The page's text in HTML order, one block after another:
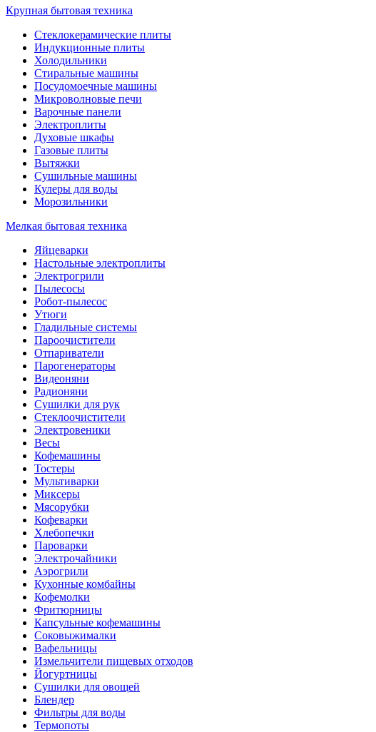
Крупная бытовая техника
Стеклокерамические плиты
Индукционные плиты
Холодильники
Стиральные машины
Посудомоечные машины
Микроволновые печи
Варочные панели
Электроплиты
Духовые шкафы
Газовые плиты
Вытяжки
Сушильные машины
Кулеры для воды
Морозильники
Мелкая бытовая техника
Яйцеварки
Настольные электроплиты
Электрогрили
Пылесосы
Робот-пылесос
Утюги
Гладильные системы
Пароочистители
Отпариватели
Парогенераторы
Видеоняни
Радионяни
Сушилки для рук
Стеклоочистители
Электровеники
Весы
Кофемашины
Тостеры
Мультиварки
Миксеры
Мясорубки
Кофеварки
Хлебопечки
Пароварки
Электрочайники
Аэрогрили
Кухонные комбайны
Кофемолки
Фритюрницы
Капсульные кофемашины
Соковыжималки
Вафельницы
Измельчители пищевых отходов
Йогуртницы
Сушилки для овощей
Блендер
Фильтры для воды
Термопоты